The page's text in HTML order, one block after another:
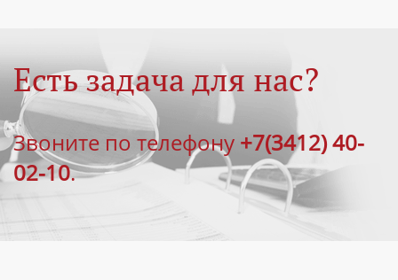
Есть задача для нас?
Звоните по телефону +7(3412) 40-
02-10.